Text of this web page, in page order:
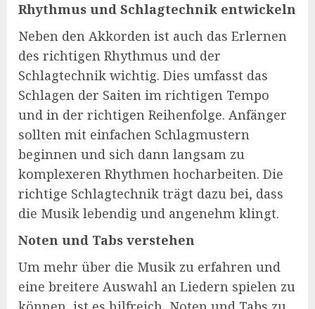
Rhythmus und Schlagtechnik entwickeln
Neben den Akkorden ist auch das Erlernen
des richtigen Rhythmus und der
Schlagtechnik wichtig. Dies umfasst das
Schlagen der Saiten im richtigen Tempo
und in der richtigen Reihenfolge. Anfänger
sollten mit einfachen Schlagmustern
beginnen und sich dann langsam zu
komplexeren Rhythmen hocharbeiten. Die
richtige Schlagtechnik trägt dazu bei, dass
die Musik lebendig und angenehm klingt.
Noten und Tabs verstehen
Um mehr über die Musik zu erfahren und
eine breitere Auswahl an Liedern spielen zu